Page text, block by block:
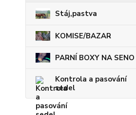
Stáj,pastva
KOMISE/BAZAR
PARNÍ BOXY NA SENO
Kontrola a pasování
sedel